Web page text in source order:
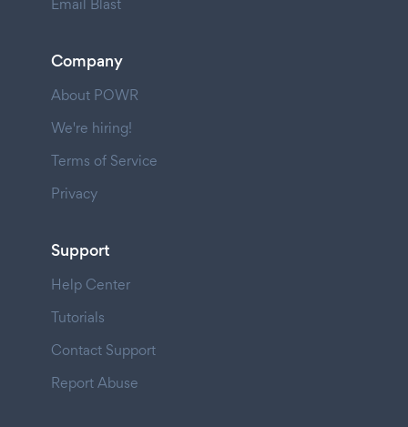
Email Blast
Company
About POWR
We're hiring!
Terms of Service
Privacy
Support
Help Center
Tutorials
Contact Support
Report Abuse